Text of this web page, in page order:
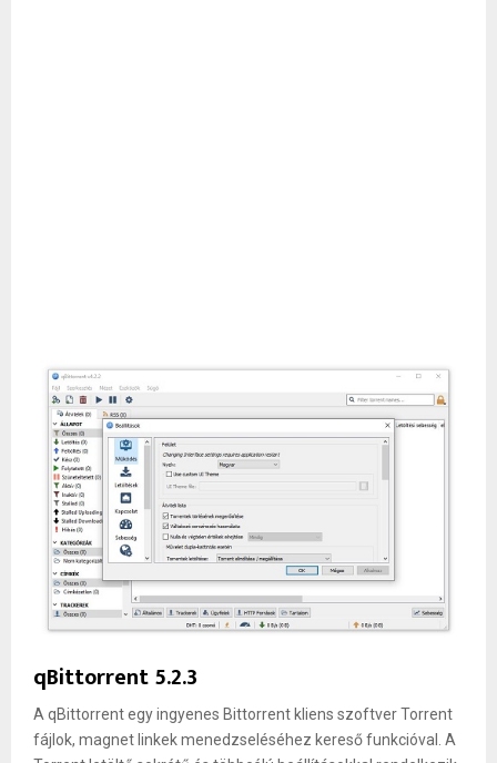
qBittorrent 5.2.3
A qBittorrent egy ingyenes Bittorrent kliens szoftver Torrent
fájlok, magnet linkek menedzseléséhez kereső funkcióval. A